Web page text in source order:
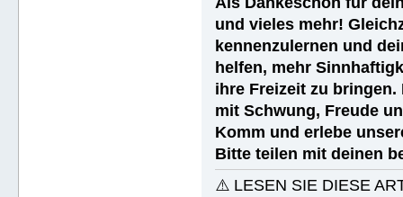
und vieles mehr!
kennenzulernen und
helfen, mehr
ihre Freizeit zu
mit Schwung, Freude
Komm und erlebe
Bitte teilen mit deinen
⚠️ LESEN SIE DIESE